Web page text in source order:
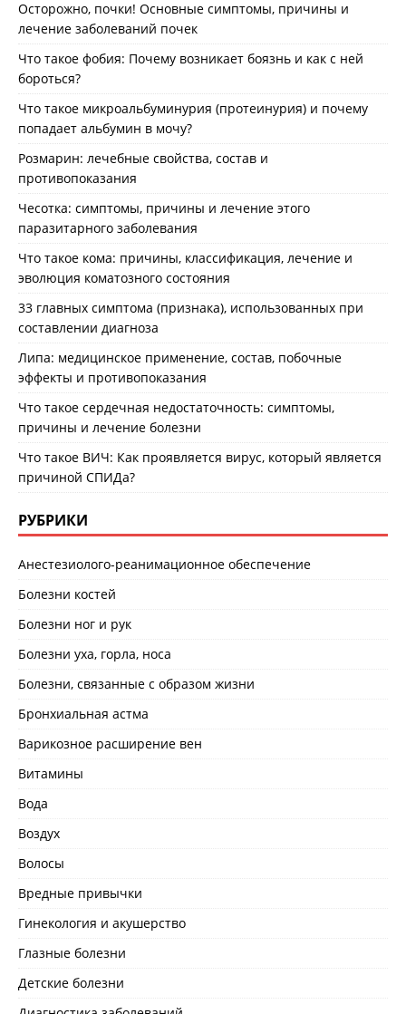
Осторожно, почки! Основные симптомы, причины и
лечение заболеваний почек
Что такое фобия: Почему возникает боязнь и как с ней
бороться?
Что такое микроальбуминурия (протеинурия) и почему
попадает альбумин в мочу?
Розмарин: лечебные свойства, состав и
противопоказания
Чесотка: симптомы, причины и лечение этого
паразитарного заболевания
Что такое кома: причины, классификация, лечение и
эволюция коматозного состояния
33 главных симптома (признака), использованных при
составлении диагноза
Липа: медицинское применение, состав, побочные
эффекты и противопоказания
Что такое сердечная недостаточность: симптомы,
причины и лечение болезни
Что такое ВИЧ: Как проявляется вирус, который является
причиной СПИДа?
РУБРИКИ
Анестезиолого-реанимационное обеспечение
Болезни костей
Болезни ног и рук
Болезни уха, горла, носа
Болезни, связанные с образом жизни
Бронхиальная астма
Варикозное расширение вен
Витамины
Вода
Воздух
Волосы
Вредные привычки
Гинекология и акушерство
Глазные болезни
Детские болезни